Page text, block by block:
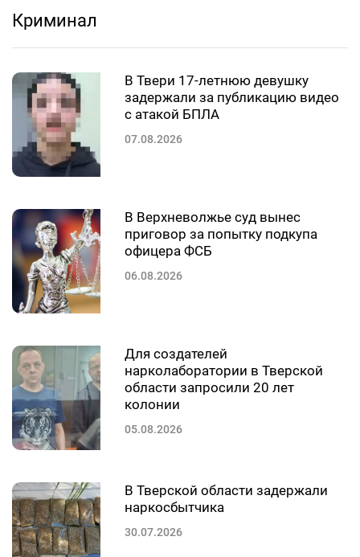
Криминал
В Твери 17-летнюю девушку
задержали за публикацию видео
с атакой БПЛА
07.08.2026
В Верхневолжье суд вынес
приговор за попытку подкупа
офицера ФСБ
06.08.2026
Для создателей
нарколаборатории в Тверской
области запросили 20 лет
колонии
05.08.2026
В Тверской области задержали
наркосбытчика
30.07.2026